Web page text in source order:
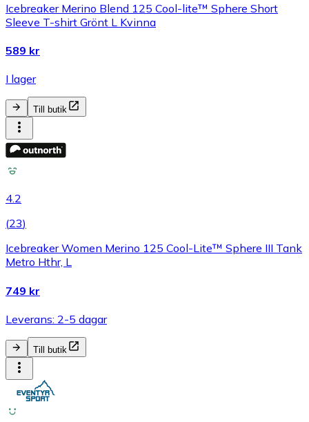
Icebreaker Merino Blend 125 Cool-lite™ Sphere Short
Sleeve T-shirt Grönt L Kvinna
589 kr
I lager
Till butik
4.2
(23)
Icebreaker Women Merino 125 Cool-Lite™ Sphere III Tank
Metro Hthr, L
749 kr
Leverans: 2-5 dagar
Till butik